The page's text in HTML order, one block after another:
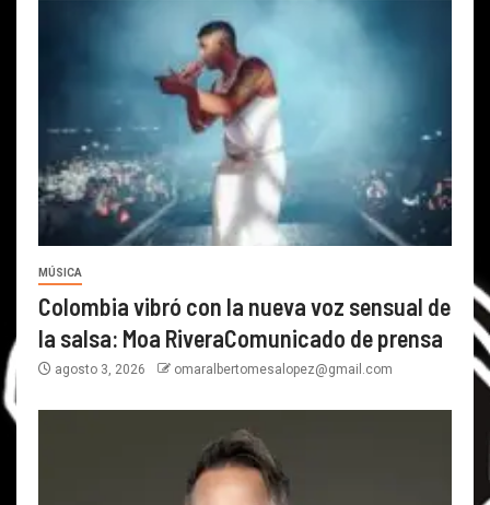
MÚSICA
Colombia vibró con la nueva voz sensual de
la salsa: Moa RiveraComunicado de prensa
agosto 3, 2026 omaralbertomesalopez@gmail.com